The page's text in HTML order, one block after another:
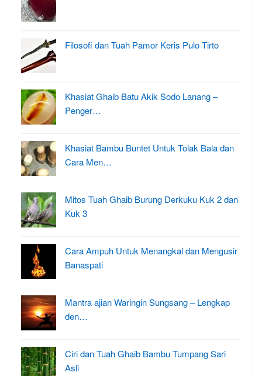
Filosofi dan Tuah Pamor Keris Pulo Tirto
Khasiat Ghaib Batu Akik Sodo Lanang –
Penger…
Khasiat Bambu Buntet Untuk Tolak Bala dan
Cara Men…
Mitos Tuah Ghaib Burung Derkuku Kuk 2 dan
Kuk 3
Cara Ampuh Untuk Menangkal dan Mengusir
Banaspati
Mantra ajian Waringin Sungsang – Lengkap
den…
Ciri dan Tuah Ghaib Bambu Tumpang Sari
Asli